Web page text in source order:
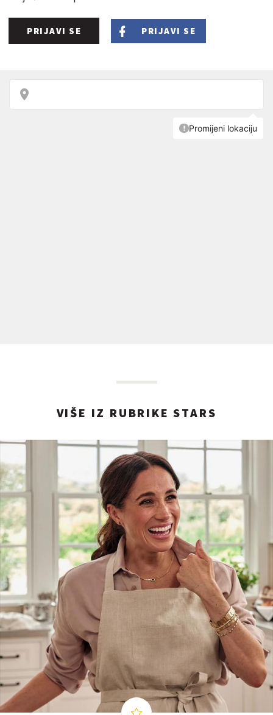
PRIJAVI SE PRIJAVI SE
VIŠE IZ RUBRIKE STARS